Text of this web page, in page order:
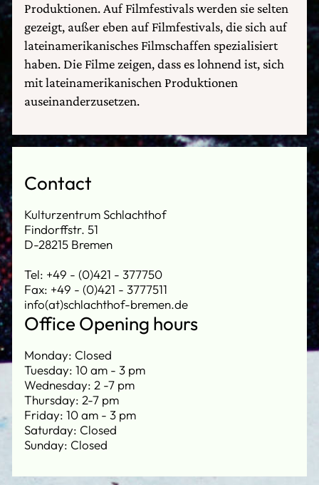
Produktionen. Auf Filmfestivals werden sie selten
gezeigt, außer eben auf Filmfestivals, die sich auf
lateinamerikanisches Filmschaffen spezialisiert
haben. Die Filme zeigen, dass es lohnend ist, sich
mit lateinamerikanischen Produktionen
auseinanderzusetzen.
Contact
Kulturzentrum Schlachthof
Findorffstr. 51
D-28215 Bremen
Tel: +49 - (0)421 - 377750
Fax: +49 - (0)421 - 3777511
info(at)schlachthof-bremen.de
Office Opening hours
Monday: Closed
Tuesday: 10 am - 3 pm
Wednesday: 2 -7 pm
Thursday: 2-7 pm
Friday: 10 am - 3 pm
Saturday: Closed
Sunday: Closed